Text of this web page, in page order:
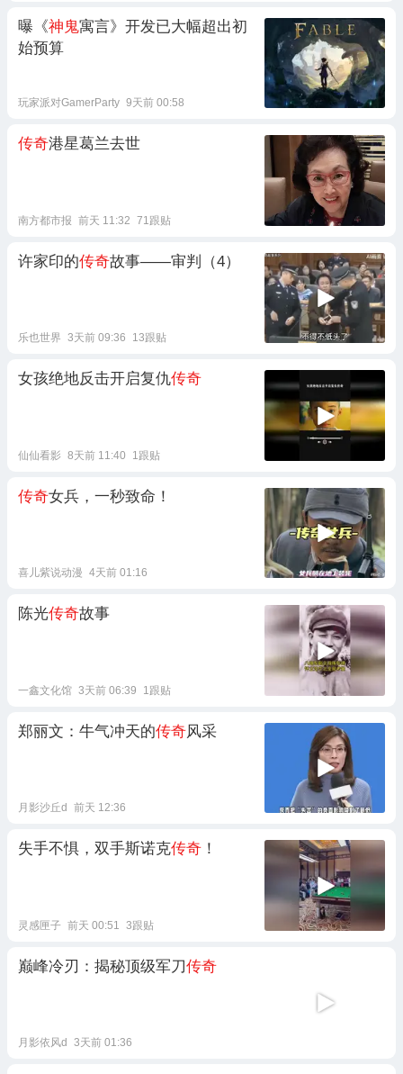
曝《神鬼寓言》开发已大幅超出初
始预算
玩家派对GamerParty 9天前 00:58
传奇港星葛兰去世
南方都市报 前天 11:32 71跟贴
许家印的传奇故事——审判（4）
乐也世界 3天前 09:36 13跟贴
女孩绝地反击开启复仇传奇
仙仙看影 8天前 11:40 1跟贴
传奇女兵，一秒致命！
喜儿紫说动漫 4天前 01:16
陈光传奇故事
一鑫文化馆 3天前 06:39 1跟贴
郑丽文：牛气冲天的传奇风采
月影沙丘d 前天 12:36
失手不惧，双手斯诺克传奇 ！
灵感匣子 前天 00:51 3跟贴
巅峰冷刃：揭秘顶级军刀传奇
月影依风d 3天前 01:36